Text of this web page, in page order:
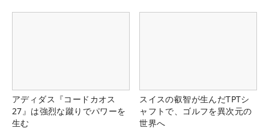
アディダス『コードカオス
27』は強烈な蹴りでパワーを
生む
スイスの叡智が生んだTPTシ
ャフトで、ゴルフを異次元の
世界へ